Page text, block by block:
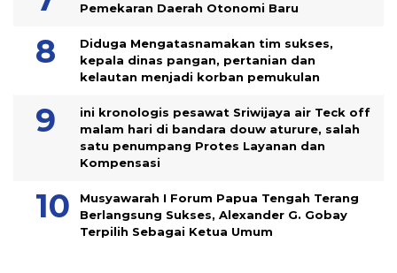
Pemekaran Daerah Otonomi Baru
Diduga Mengatasnamakan tim sukses,
kepala dinas pangan, pertanian dan
kelautan menjadi korban pemukulan
ini kronologis pesawat Sriwijaya air Teck off
malam hari di bandara douw aturure, salah
satu penumpang Protes Layanan dan
Kompensasi
Musyawarah I Forum Papua Tengah Terang
Berlangsung Sukses, Alexander G. Gobay
Terpilih Sebagai Ketua Umum